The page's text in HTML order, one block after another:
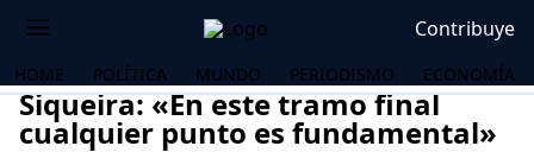
Contribuye
HOME POLÍTICA MUNDO PERIODISMO ECONOMÍA
Siqueira: «En este tramo final
cualquier punto es fundamental»